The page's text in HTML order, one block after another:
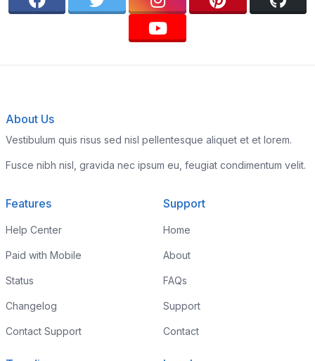
About Us
Vestibulum quis risus sed nisl pellentesque aliquet et et lorem.
Fusce nibh nisl, gravida nec ipsum eu, feugiat condimentum velit.
Features
Help Center
Paid with Mobile
Status
Changelog
Contact Support
Support
Home
About
FAQs
Support
Contact